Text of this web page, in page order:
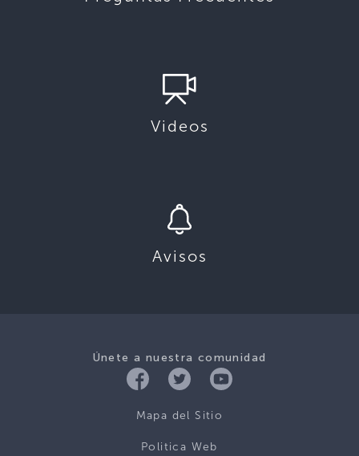
Videos
Avisos
Únete a nuestra comunidad
Mapa del Sitio
Politica Web